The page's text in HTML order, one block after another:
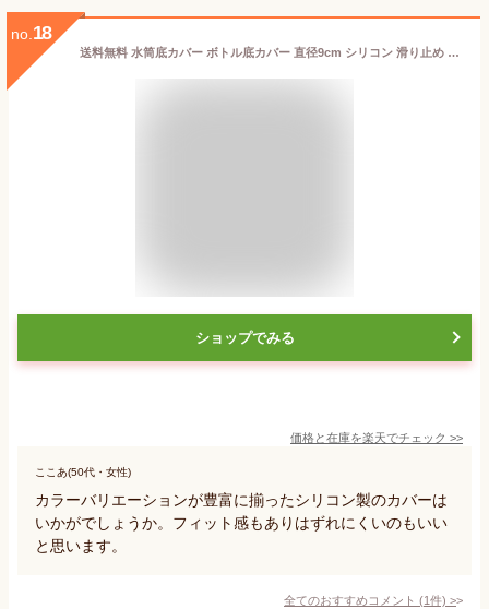
no. 18
送料無料 水筒底カバー ボトル底カバー 直径9cm シリコン 滑り止め 滑りにくい 傷防止 魔法瓶 マイボトル タンブラー ソフト 柔らかい 無地 シンプル カラバリ豊富
ショップでみる
価格と在庫を楽天でチェック >>
ここあ(50代・女性)
カラーバリエーションが豊富に揃ったシリコン製のカバーは
いかがでしょうか。フィット感もありはずれにくいのもいい
と思います。
全てのおすすめコメント (1件) >